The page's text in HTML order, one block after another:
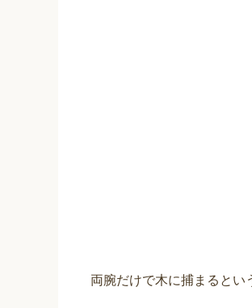
両腕だけで木に捕まるとい